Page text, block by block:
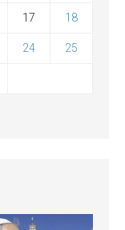
17 18
24 25